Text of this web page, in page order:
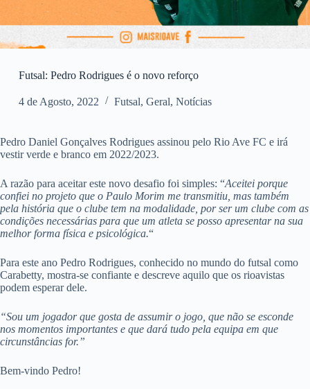
Futsal: Pedro Rodrigues é o novo reforço
4 de Agosto, 2022 Futsal, Geral, Notícias
Pedro Daniel Gonçalves Rodrigues assinou pelo Rio Ave FC e irá
vestir verde e branco em 2022/2023.
A razão para aceitar este novo desafio foi simples: “Aceitei porque
confiei no projeto que o Paulo Morim me transmitiu, mas também
pela história que o clube tem na modalidade, por ser um clube com as
condições necessárias para que um atleta se posso apresentar na sua
melhor forma física e psicológica.“
Para este ano Pedro Rodrigues, conhecido no mundo do futsal como
Carabetty, mostra-se confiante e descreve aquilo que os rioavistas
podem esperar dele.
“Sou um jogador que gosta de assumir o jogo, que não se esconde
nos momentos importantes e que dará tudo pela equipa em que
circunstâncias for.”
Bem-vindo Pedro!